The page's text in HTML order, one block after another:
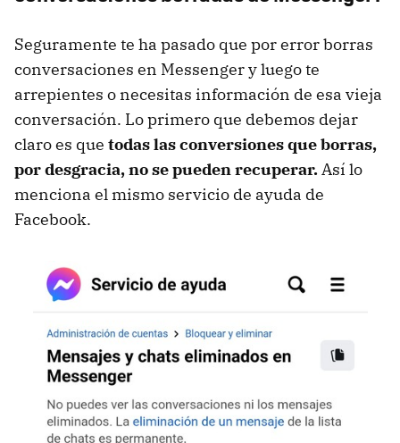
Seguramente te ha pasado que por error borras
conversaciones en Messenger y luego te
arrepientes o necesitas información de esa vieja
conversación. Lo primero que debemos dejar
claro es que todas las conversiones que borras,
por desgracia, no se pueden recuperar.Así lo
menciona el mismo servicio de ayuda de
Facebook.